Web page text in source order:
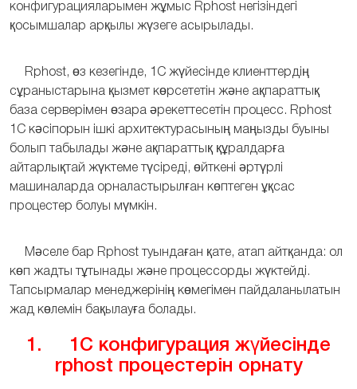
конфигурацияларымен жұмыс Rphost негізіндегі
қосымшалар арқылы жүзеге асырылады.
Rphost, өз кезегінде, 1С жүйесінде клиенттердің
сұраныстарына қызмет көрсететін және ақпараттық
база серверімен өзара әрекеттесетін процесс. Rphost
1С кәсіпорын ішкі архитектурасының маңызды буыны
болып табылады және ақпараттық құралдарға
айтарлықтай жүктеме түсіреді, өйткені әртүрлі
машиналарда орналастырылған көптеген ұқсас
процестер болуы мүмкін.
Мәселе бар Rphost туындаған қате, атап айтқанда: ол
көп жадты тұтынады және процессорды жүктейді.
Тапсырмалар менеджерінің көмегімен пайдаланылатын
жад көлемін бақылауға болады.
1. 1С конфигурация жүйесінде
rphost процестерін орнату